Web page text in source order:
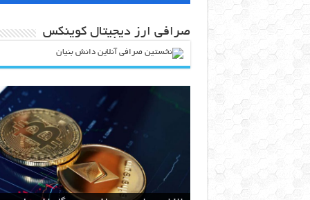
صرافی ارز دیجیتال کوینکس